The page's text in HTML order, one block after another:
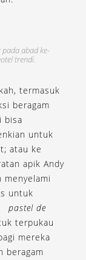
pada abad ke-
trendi.
termasuk
beragam
bisa
untuk
atau ke
apik Andy
menyelami
untuk
pastel de
terpukau
mereka
beragam